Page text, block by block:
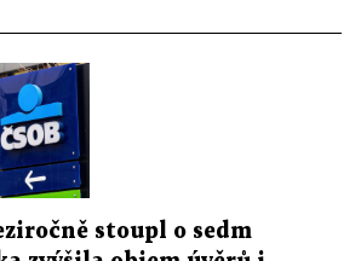
stoupl o sedm